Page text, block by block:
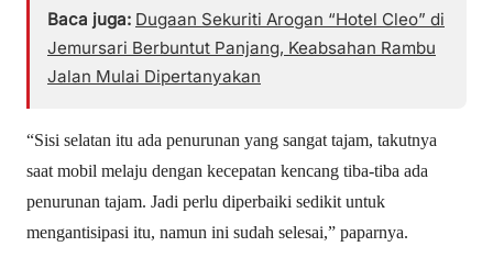
Baca juga: Dugaan Sekuriti Arogan “Hotel Cleo” di
Jemursari Berbuntut Panjang, Keabsahan Rambu
Jalan Mulai Dipertanyakan
“Sisi selatan itu ada penurunan yang sangat tajam, takutnya
saat mobil melaju dengan kecepatan kencang tiba-tiba ada
penurunan tajam. Jadi perlu diperbaiki sedikit untuk
mengantisipasi itu, namun ini sudah selesai,” paparnya.